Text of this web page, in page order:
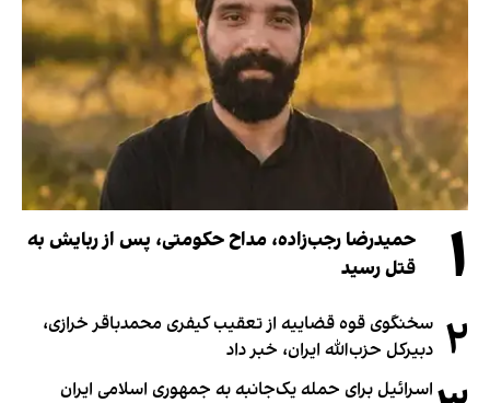
۱
حمیدرضا رجب‌زاده، مداح حکومتی، پس از ربایش به
قتل رسید
۲ سخنگوی قوه قضاییه از تعقیب کیفری محمدباقر خرازی،
دبیر‌کل حزب‌الله ایران، خبر داد
اسرائیل برای حمله یک‌جانبه به جمهوری اسلامی ایران